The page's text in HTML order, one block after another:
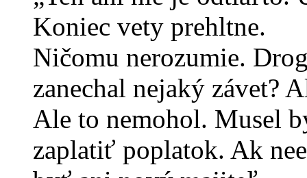
Koniec vety prehltne.
Ničomu nerozumie.
zanechal nejaký závet?
Ale to nemohol. Musel
zaplatiť poplatok. Ak